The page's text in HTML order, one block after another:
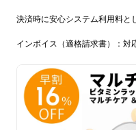
決済時に安心システム利用料と
インボイス（適格請求書）：対